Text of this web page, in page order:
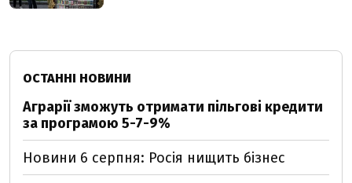
ОСТАННІ НОВИНИ
Аграрії зможуть отримати пільгові кредити
за програмою 5-7-9%
Новини 6 серпня: Росія нищить бізнес